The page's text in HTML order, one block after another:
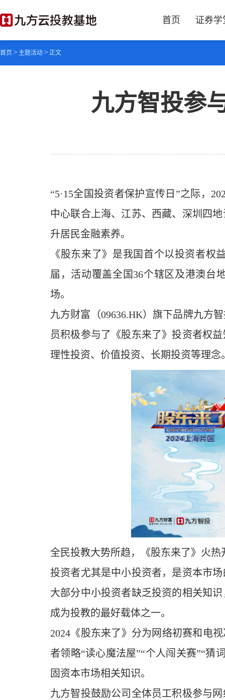
首页 证券学
首页> 主题活动> 正文
九方智投参
“5·15全国投资者保护宣传日”之际，
中心联合上海、江苏、西藏、深圳四
升居民金融素养。
《股东来了》是我国首个以投资者权
届，活动覆盖全国36个辖区及港澳台
场。
九方财富（09636.HK）旗下品牌九方
员积极参与了《股东来了》投资者权
理性投资、价值投资、长期投资等理念
全民投教大势所趋，《股东来了》火热
投资者尤其是中小投资者，是资本市
大部分中小投资者缺乏投资的相关知
成为投教的最好载体之一。
2024《股东来了》分为网络初赛和电
者领略“读心魔法屋”“个人闯关赛”“猜
固资本市场相关知识。
九方智投鼓励公司全体员工积极参与